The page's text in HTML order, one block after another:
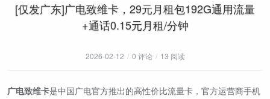
[仅发广东]广电致维卡，29元月租包192G通用流量
+通话0.15元月租/分钟
2026-02-12 / 0 评论 / 13 阅读
广电致维卡是中国广电官方推出的高性价比流量卡，官方运营商手机